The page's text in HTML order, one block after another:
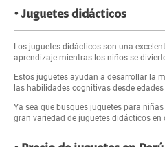
Juguetes didácticos
Los juguetes didácticos son una
aprendizaje mientras los niños se
Estos juguetes ayudan a desarrollar la
las habilidades cognitivas desde
Ya sea que busques juguetes para niñas
gran variedad de juguetes didácticos